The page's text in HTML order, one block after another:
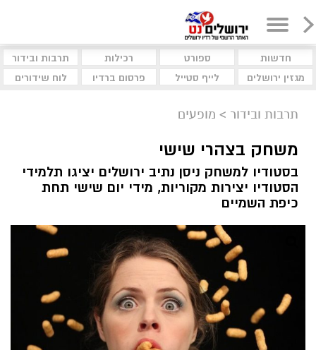
חדשות ספורט רכילות
תרבות ובידור
מגזין ירושלים
לייף סטייל פרסום ברדיו לוח שידורים
תרבות ובידור > מופעים
משחק בצהרי שישי
בסטודיו למשחק ניסן נתיב ירושלים יציגו תלמידי
הסטודיו יצירות מקוריות, מידי יום שישי תחת
כיפת השמיים